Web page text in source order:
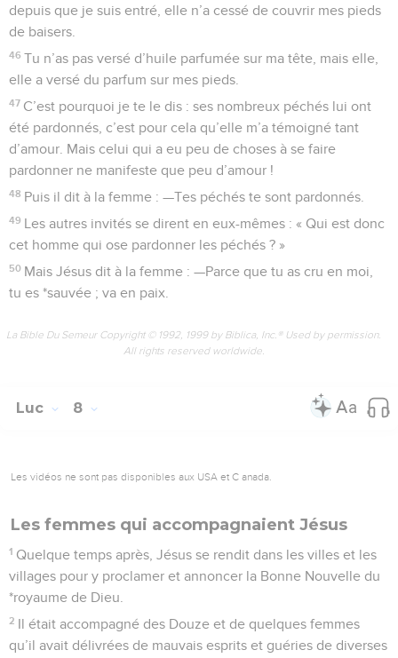
depuis que je suis entré, elle n’a cessé de couvrir mes pieds
de baisers.
46 Tu n’as pas versé d’huile parfumée sur ma tête, mais elle,
elle a versé du parfum sur mes pieds.
47 C’est pourquoi je te le dis : ses nombreux péchés lui ont
été pardonnés, c’est pour cela qu’elle m’a témoigné tant
d’amour. Mais celui qui a eu peu de choses à se faire
pardonner ne manifeste que peu d’amour !
48 Puis il dit à la femme : —Tes péchés te sont pardonnés.
49 Les autres invités se dirent en eux-mêmes : « Qui est donc
cet homme qui ose pardonner les péchés ? »
50 Mais Jésus dit à la femme : —Parce que tu as cru en moi,
tu es *sauvée ; va en paix.
La Bible Du Semeur Copyright © 1992, 1999 by Biblica, Inc.® Used by permission.
All rights reserved worldwide.
Luc 8
Les vidéos ne sont pas disponibles aux USA et C anada.
Les femmes qui accompagnaient Jésus
1 Quelque temps après, Jésus se rendit dans les villes et les
villages pour y proclamer et annoncer la Bonne Nouvelle du
*royaume de Dieu.
2 Il était accompagné des Douze et de quelques femmes
qu’il avait délivrées de mauvais esprits et guéries de diverses